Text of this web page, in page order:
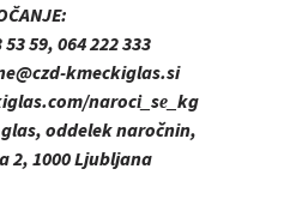
53 59, 064 222 333
kmeckiglas.si
naroci_se_kg
glas, oddelek naročnin,
2, 1000 Ljubljana